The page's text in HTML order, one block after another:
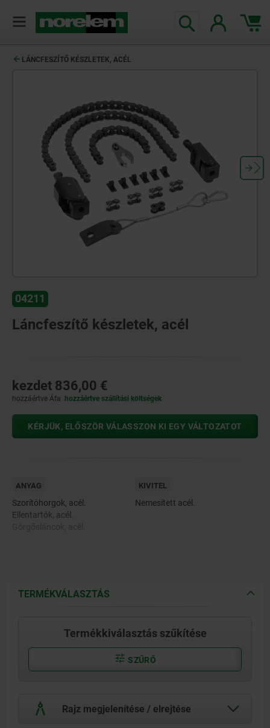
LÁNCFESZÍTŐ KÉSZLETEK, ACÉL
04211
Láncfeszítő készletek, acél
kezdet 836,00 €
hozzáértve Áfa hozzáértve szállítási költségek
KÉRJÜK, ELŐSZÖR VÁLASSZON KI EGY VÁLTOZATOT
ANYAG
Szorítóhorgok, acél.
Ellentartók, acél.
KIVITEL
Nemesített acél.
TERMÉKVÁLASZTÁS
Termékkiválasztás szűkítése
SZŰRŐ
Rajz megjelenítése / elrejtése